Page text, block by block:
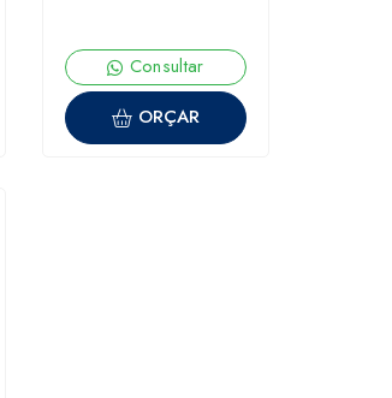
Consultar
ORÇAR